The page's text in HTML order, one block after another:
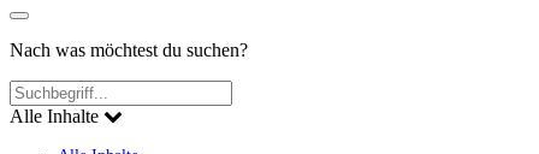
Nach was möchtest du suchen?
Alle Inhalte